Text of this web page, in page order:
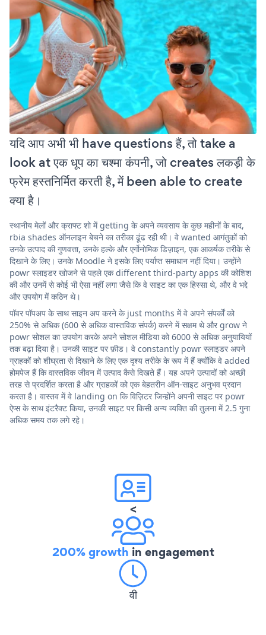
यदि आप अभी भी have questions हैं, तो take a
look at एक धूप का चश्मा कंपनी, जो creates लकड़ी के
फ्रेम हस्तनिर्मित करती है, में been able to create
क्या है।
स्थानीय मेलों और क्राफ्ट शो में getting के अपने व्यवसाय के कुछ महीनों के बाद,
rbia shades ऑनलाइन बेचने का तरीका ढूंढ रही थी। वे wanted आगंतुकों को
उनके उत्पाद की गुणवत्ता, उनके हल्के और एर्गोनोमिक डिज़ाइन, एक आकर्षक तरीके से
दिखाने के लिए। उनके Moodle ने इसके लिए पर्याप्त समाधान नहीं दिया। उन्होंने
powr स्लाइडर खोजने से पहले एक different third-party apps की कोशिश
की और उनमें से कोई भी ऐसा नहीं लगा जैसे कि वे साइट का एक हिस्सा थे, और वे भद्दे
और उपयोग में कठिन थे।
पॉवर पॉपअप के साथ साइन अप करने के just months में वे अपने संपर्कों को
250% से अधिक (600 से अधिक वास्तविक संपर्क) करने में सक्षम थे और grow ने
powr सोशल का उपयोग करके अपने सोशल मीडिया को 6000 से अधिक अनुयायियों
तक बढ़ा दिया है। उनकी साइट पर फ़ीड। वे constantly powr स्लाइडर अपने
ग्राहकों को शीघ्रता से दिखाने के लिए एक दृश्य तरीके के रूप में हैं क्योंकि वे added
होमपेज हैं कि वास्तविक जीवन में उत्पाद कैसे दिखते हैं। यह अपने उत्पादों को अच्छी
तरह से प्रदर्शित करता है और ग्राहकों को एक बेहतरीन ऑन-साइट अनुभव प्रदान
करता है। वास्तव में वे landing on कि विज़िटर जिन्होंने अपनी साइट पर powr
ऐप्स के साथ इंटरैक्ट किया, उनकी साइट पर किसी अन्य व्यक्ति की तुलना में 2.5 गुना
अधिक समय तक लगे रहे।
<
200% growth in engagement
वी